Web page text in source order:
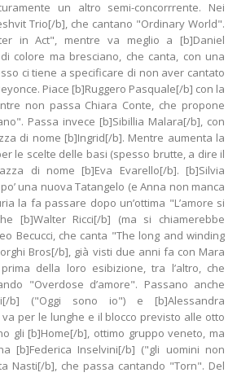
un altro semi-concorrrente. Nei
Trio[/b], che cantano "Ordinary World".
in Act", mentre va meglio a [b]Daniel
colore ma bresciano, che canta, con una
ci tiene a specificare di non aver cantato
Piace [b]Ruggero Pasquale[/b] con la
non passa Chiara Conte, che propone
Passa invece [b]Sibillia Malara[/b], con
di nome [b]Ingrid[/b]. Mentre aumenta la
le scelte delle basi (spesso brutte, a dire il
di nome [b]Eva Evarello[/b]. [b]Silvia
una nuova Tatangelo (e Anna non manca
la fa passare dopo un’ottima "L’amore si
[b]Walter Ricci[/b] (ma si chiamerebbe
Becucci, che canta "The long and winding
Bros[/b], già visti due anni fa con Mara
della loro esibizione, tra l’altro, che
"Overdose d’amore". Passano anche
b] ("Oggi sono io") e [b]Alessandra
va per le lunghe e il blocco previsto alle otto
gli [b]Home[/b], ottimo gruppo veneto, ma
[b]Federica Inselvini[/b] ("gli uomini non
Nasti[/b], che passa cantando "Torn". Del